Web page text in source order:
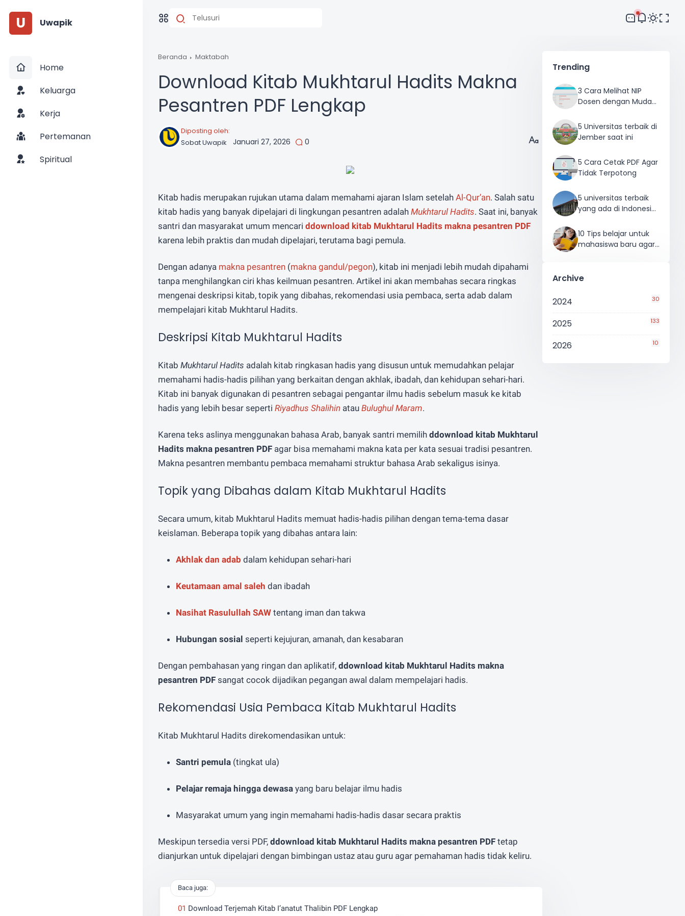
atau Email
U Uwapik
Home
Keluarga
Kerja
Pertemanan
Spiritual
Beranda Maktabah
Download Kitab Mukhtarul Hadits Makna
Pesantren PDF Lengkap
Diposting oleh:
Sobat Uwapik
Januari 27, 2026 0
Kitab hadis merupakan rujukan utama dalam memahami ajaran Islam setelah Al-Qur’an. Salah satu
kitab hadis yang banyak dipelajari di lingkungan pesantren adalah Mukhtarul Hadits. Saat ini, banyak
santri dan masyarakat umum mencari ddownload kitab Mukhtarul Hadits makna pesantren PDF
karena lebih praktis dan mudah dipelajari, terutama bagi pemula.
Dengan adanya makna pesantren (makna gandul/pegon), kitab ini menjadi lebih mudah dipahami
tanpa menghilangkan ciri khas keilmuan pesantren. Artikel ini akan membahas secara ringkas
mengenai deskripsi kitab, topik yang dibahas, rekomendasi usia pembaca, serta adab dalam
mempelajari kitab Mukhtarul Hadits.
Deskripsi Kitab Mukhtarul Hadits
Kitab Mukhtarul Hadits adalah kitab ringkasan hadis yang disusun untuk memudahkan pelajar
memahami hadis-hadis pilihan yang berkaitan dengan akhlak, ibadah, dan kehidupan sehari-hari.
Kitab ini banyak digunakan di pesantren sebagai pengantar ilmu hadis sebelum masuk ke kitab
hadis yang lebih besar seperti Riyadhus Shalihin atau Bulughul Maram.
Karena teks aslinya menggunakan bahasa Arab, banyak santri memilih ddownload kitab Mukhtarul
Hadits makna pesantren PDF agar bisa memahami makna kata per kata sesuai tradisi pesantren.
Makna pesantren membantu pembaca memahami struktur bahasa Arab sekaligus isinya.
Topik yang Dibahas dalam Kitab Mukhtarul Hadits
Secara umum, kitab Mukhtarul Hadits memuat hadis-hadis pilihan dengan tema-tema dasar
keislaman. Beberapa topik yang dibahas antara lain:
Akhlak dan adab dalam kehidupan sehari-hari
Keutamaan amal saleh dan ibadah
Nasihat Rasulullah SAW tentang iman dan takwa
Hubungan sosial seperti kejujuran, amanah, dan kesabaran
Dengan pembahasan yang ringan dan aplikatif, ddownload kitab Mukhtarul Hadits makna
pesantren PDF sangat cocok dijadikan pegangan awal dalam mempelajari hadis.
Rekomendasi Usia Pembaca Kitab Mukhtarul Hadits
Kitab Mukhtarul Hadits direkomendasikan untuk:
Santri pemula (tingkat ula)
Pelajar remaja hingga dewasa yang baru belajar ilmu hadis
Masyarakat umum yang ingin memahami hadis-hadis dasar secara praktis
Meskipun tersedia versi PDF, ddownload kitab Mukhtarul Hadits makna pesantren PDF tetap
dianjurkan untuk dipelajari dengan bimbingan ustaz atau guru agar pemahaman hadis tidak keliru.
Baca juga:
Download Terjemah Kitab I’anatut Thalibin PDF Lengkap
Trending
3 Cara Melihat NIP
Dosen dengan Mudah
5 Universitas terbaik di
Jember saat ini
5 Cara Cetak PDF Agar
Tidak Terpotong
5 universitas terbaik
yang ada di Indonesia
10 Tips belajar untuk
mahasiswa baru agar
Archive
2024
30
2025 133
2026 10